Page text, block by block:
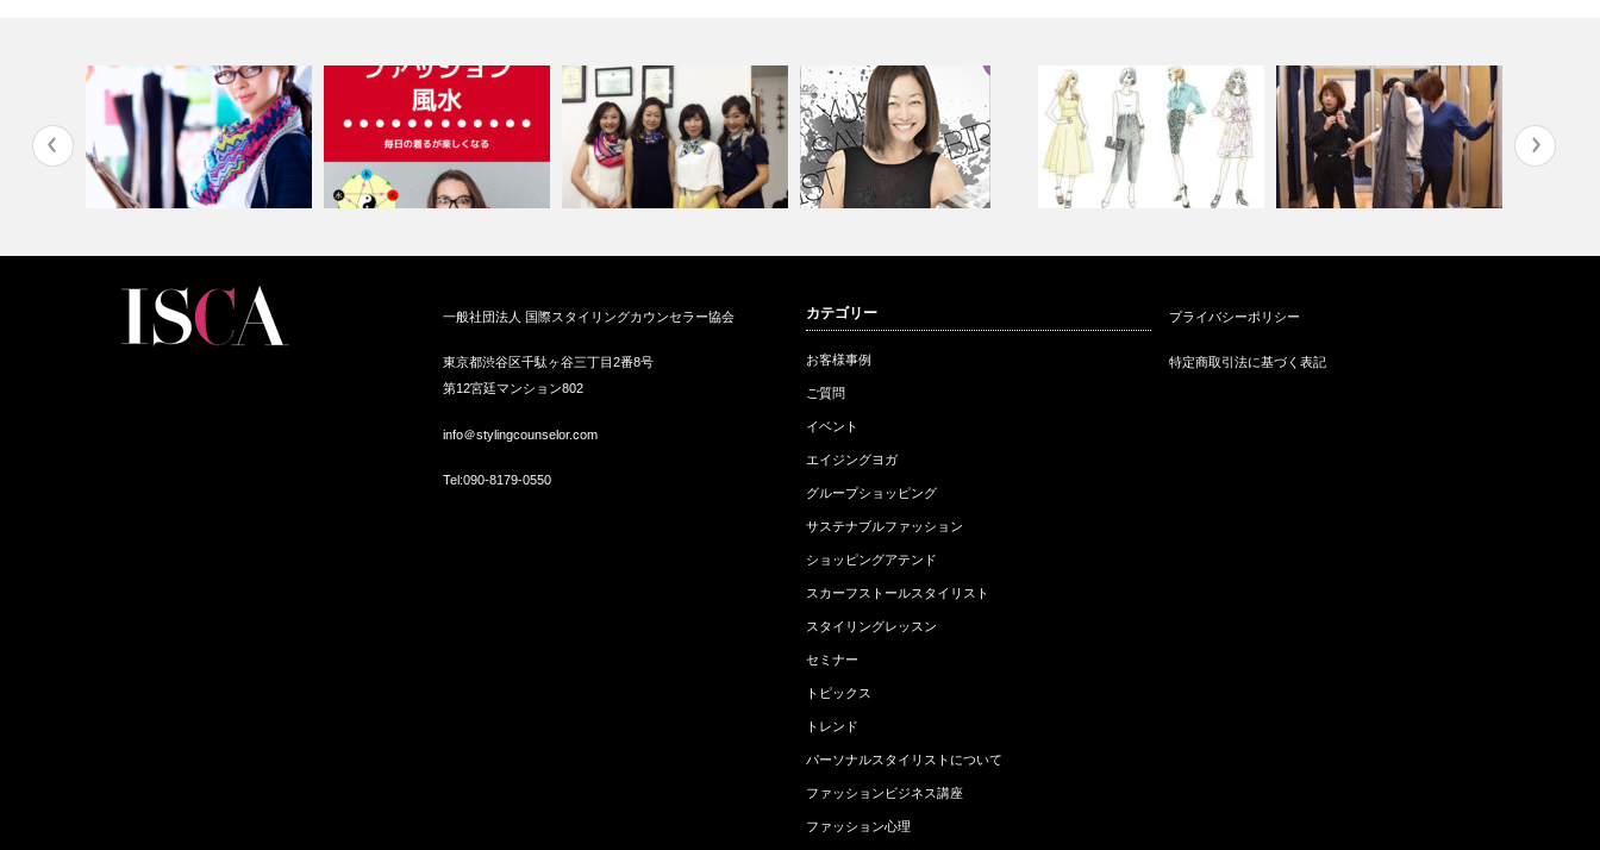
パーソナルスタイリストとはど
んな職業か？…
ファッション風水kindle出版
ア
挨拶
グカウン…
一般社団法人 国際スタイリングカウンセラー協会
東京都渋谷区千駄ヶ谷三丁目2番8号
第12宮廷マンション802
info＠stylingcounselor.com
Tel:090-8179-0550
カテゴリー
お客様事例
ご質問
イベント
エイジングヨガ
グループショッピング
サステナブルファッション
ショッピングアテンド
スカーフストールスタイリスト
スタイリングレッスン
セミナー
トピックス
トレンド
パーソナルスタイリストについて
ファッションビジネス講座
ファッション心理
プライバシーポリシー
特定商取引法に基づく表記